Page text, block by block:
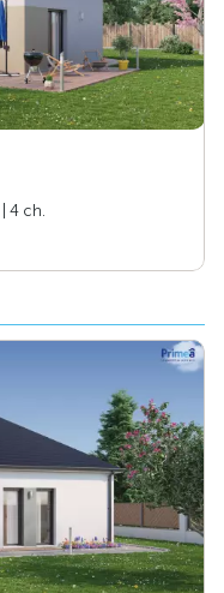
| 4 ch.